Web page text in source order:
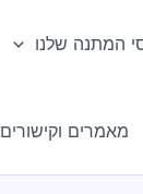
המתנה שלנו
מאמרים וקישורים